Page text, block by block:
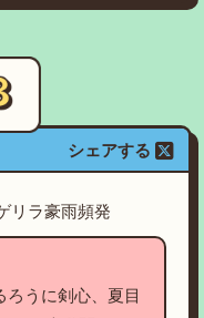
シェアする
リラ豪雨頻発
うに剣心、夏目